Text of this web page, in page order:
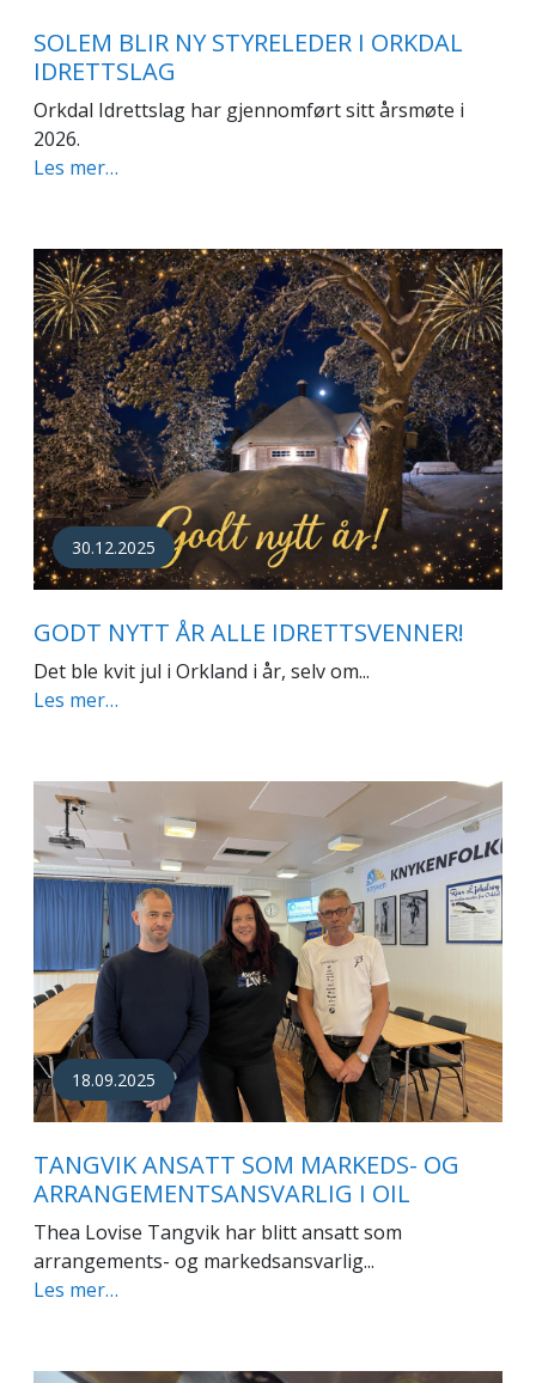
SOLEM BLIR NY STYRELEDER I ORKDAL
IDRETTSLAG
Orkdal Idrettslag har gjennomført sitt årsmøte i
2026.
Les mer…
30.12.2025
GODT NYTT ÅR ALLE IDRETTSVENNER!
Det ble kvit jul i Orkland i år, selv om...
Les mer…
18.09.2025
TANGVIK ANSATT SOM MARKEDS- OG
ARRANGEMENTSANSVARLIG I OIL
Thea Lovise Tangvik har blitt ansatt som
arrangements- og markedsansvarlig...
Les mer…